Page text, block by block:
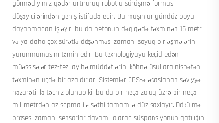
görmədiyimiz qədər artıraraq robotlu sürüşmə forması
döşəyicilərindən geniş istifadə edir. Bu maşınlar gündüz boyu
dayanmadan işləyir; bu da betonun dəqiqədə təxminən 15 metr
və ya daha çox sürətlə döşənməsi zamanı soyuq birləşmələrin
yaranmamasını təmin edir. Bu texnologiyaya keçid edən
müəssisələr tez-tez layihə müddətlərini köhnə üsullara nisbətən
təxminən üçdə bir azaldırlar. Sistemlər GPS-ə əsaslanan səviyyə
nəzarəti ilə təchiz olunub ki, bu da bir neçə zolaq üzrə bir neçə
millimetrdən az sapma ilə səthi tamamilə düz saxlayır. Dökülmə
prosesi zamanı sensorlar davamlı olaraq süspansiyonun qatılığını